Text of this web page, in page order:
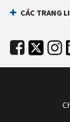
CÁC TRANG